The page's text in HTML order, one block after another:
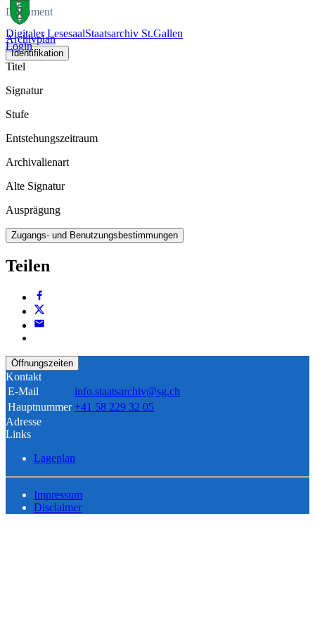
Digitaler LesesaalStaatsarchiv St.Gallen
Login
Dokument
Archivplan
Identifikation
Titel
Signatur
Stufe
Entstehungszeitraum
Archivalienart
Alte Signatur
Ausprägung
Zugangs- und Benutzungsbestimmungen
Teilen
Öffnungszeiten
Kontakt
E-Mail
info.staatsarchiv@sg.ch
Hauptnummer +41 58 229 32 05
Adresse
Links
Lageplan
Impressum
Disclaimer